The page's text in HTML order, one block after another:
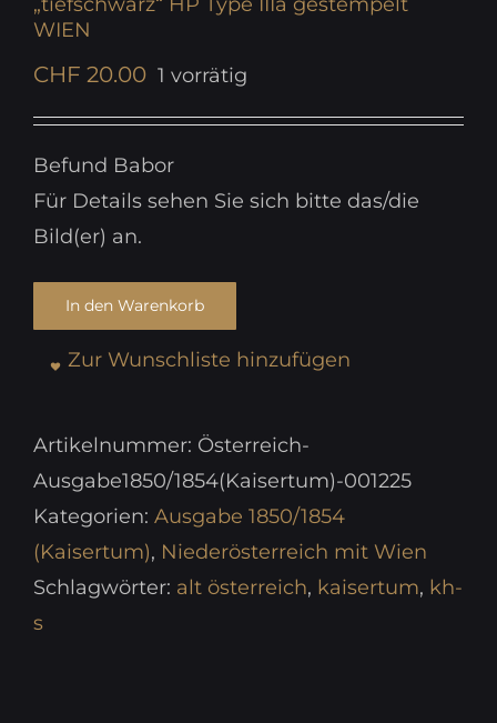
WIEN
CHF 20.00 1 vorrätig
Befund Babor
Für Details sehen Sie sich bitte das/die
Bild(er) an.
In den Warenkorb
Zur Wunschliste hinzufügen
Artikelnummer: Österreich-
Ausgabe1850/1854(Kaisertum)-001225
Kategorien: Ausgabe 1850/1854
(Kaisertum), Niederösterreich mit Wien
Schlagwörter: alt österreich, kaisertum, kh-
s